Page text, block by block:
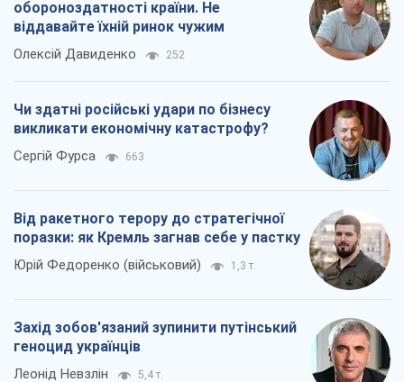
обороноздатності країни. Не
віддавайте їхній ринок чужим
Олексій Давиденко 252
Чи здатні російські удари по бізнесу
викликати економічну катастрофу?
Сергій Фурса 663
Від ракетного терору до стратегічної
поразки: як Кремль загнав себе у пастку
Юрій Федоренко (військовий) 1,3 т.
Захід зобов'язаний зупинити путінський
геноцид українців
Леонід Невзлін 5,4 т.